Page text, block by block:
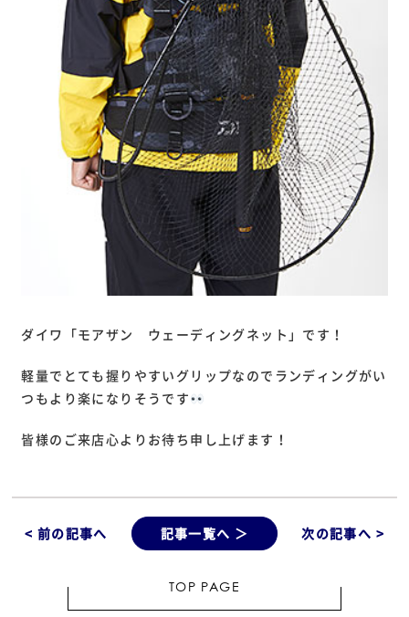
ダイワ「モアザン ウェーディングネット」です！
軽量でとても握りやすいグリップなのでランディングがい
つもより楽になりそうです
皆様のご来店心よりお待ち申し上げます！
< 前の記事へ 記事一覧へ ＞ 次の記事へ >
TOP PAGE